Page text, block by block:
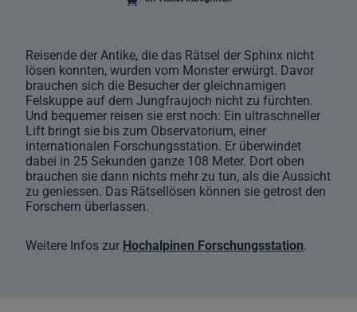
Reisende der Antike, die das Rätsel der Sphinx nicht
lösen konnten, wurden vom Monster erwürgt. Davor
brauchen sich die Besucher der gleichnamigen
Felskuppe auf dem Jungfraujoch nicht zu fürchten.
Und bequemer reisen sie erst noch: Ein ultraschneller
Lift bringt sie bis zum Observatorium, einer
internationalen Forschungsstation. Er überwindet
dabei in 25 Sekunden ganze 108 Meter. Dort oben
brauchen sie dann nichts mehr zu tun, als die Aussicht
zu geniessen. Das Rätsellösen können sie getrost den
Forschern überlassen.
Weitere Infos zur Hochalpinen Forschungsstation.